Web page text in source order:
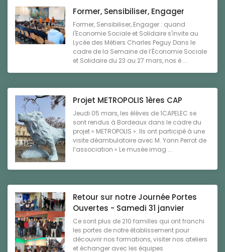
Former, Sensibiliser, Engager
Former, Sensibiliser, Engager : quand
l'Economie Sociale et Solidaire s'invite au
Lycée des Métiers Charles Peguy.Dans le
cadre de la Semaine de l’Économie Sociale
et Solidaire du 23 au 27 mars, nos é ...
Projet METROPOLIS 1ères CAP
Jeudi 05 mars, les élèves de 1CAPELEC se
sont rendus à Bordeaux dans le cadre du
projet « METROPOLIS ». Ils ont participé à une
visite déambulatoire avec M. Yann Perrot de
l’association « Le musée imag ...
Retour sur notre Journée Portes
Ouvertes - Samedi 31 janvier
Ce sont plus de 210 familles qui ont franchi
les portes de notre établissement pour
découvrir nos formations, visiter nos ateliers
et échanger avec les équipes